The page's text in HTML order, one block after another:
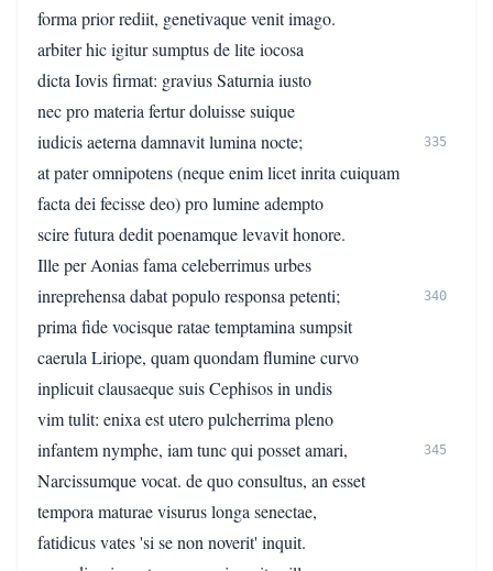
forma prior rediit, genetivaque venit imago.
arbiter hic igitur sumptus de lite iocosa
dicta Iovis firmat: gravius Saturnia iusto
nec pro materia fertur doluisse suique
iudicis aeterna damnavit lumina nocte;
335
at pater omnipotens (neque enim licet inrita cuiquam
facta dei fecisse deo) pro lumine adempto
scire futura dedit poenamque levavit honore.
Ille per Aonias fama celeberrimus urbes
inreprehensa dabat populo responsa petenti;
340
prima fide vocisque ratae temptamina sumpsit
caerula Liriope, quam quondam flumine curvo
inplicuit clausaeque suis Cephisos in undis
vim tulit: enixa est utero pulcherrima pleno
infantem nymphe, iam tunc qui posset amari,
345
Narcissumque vocat. de quo consultus, an esset
tempora maturae visurus longa senectae,
fatidicus vates 'si se non noverit' inquit.